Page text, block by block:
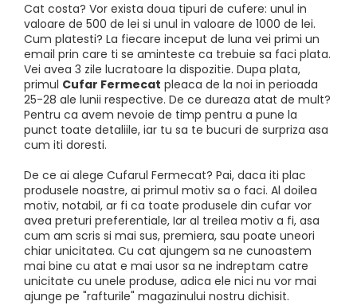
Cat costa? Vor exista doua tipuri de cufere: unul in
valoare de 500 de lei si unul in valoare de 1000 de lei.
Cum platesti? La fiecare inceput de luna vei primi un
email prin care ti se aminteste ca trebuie sa faci plata.
Vei avea 3 zile lucratoare la dispozitie. Dupa plata,
primul Cufar Fermecat pleaca de la noi in perioada
25-28 ale lunii respective. De ce dureaza atat de mult?
Pentru ca avem nevoie de timp pentru a pune la
punct toate detaliile, iar tu sa te bucuri de surpriza asa
cum iti doresti.
De ce ai alege Cufarul Fermecat? Pai, daca iti plac
produsele noastre, ai primul motiv sa o faci. Al doilea
motiv, notabil, ar fi ca toate produsele din cufar vor
avea preturi preferentiale, Iar al treilea motiv a fi, asa
cum am scris si mai sus, premiera, sau poate uneori
chiar unicitatea. Cu cat ajungem sa ne cunoastem
mai bine cu atat e mai usor sa ne indreptam catre
unicitate cu unele produse, adica ele nici nu vor mai
ajunge pe "rafturile" magazinului nostru dichisit.